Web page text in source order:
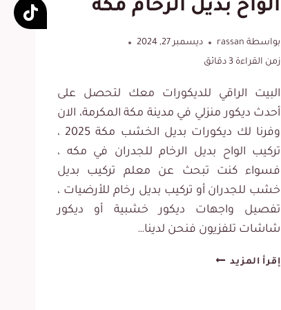
الواح بديل الرخام مكه
بواسطة rassan
ديسمبر 27, 2024
زمن القراءة
دقائق
البيت الراقي للديكورات معك لتحصل على
أحدث ديكور منزلي في مدينة مكة المكرمة، الان
وفرنا لك ديكورات بديل الخشب مكة 2025 ،
تركيب الواح بديل الرخام للجدران في مكه ،
فسواء كنت تبحث عن معلم تركيب بديل
خشب للجدران أو تركيب بديل رخام للأرضيات ،
تفصيل واجهات ديكور خشبية أو ديكور
شاشات تلفزيون فنحن لدينا…
إقرأ المزيدديكورات